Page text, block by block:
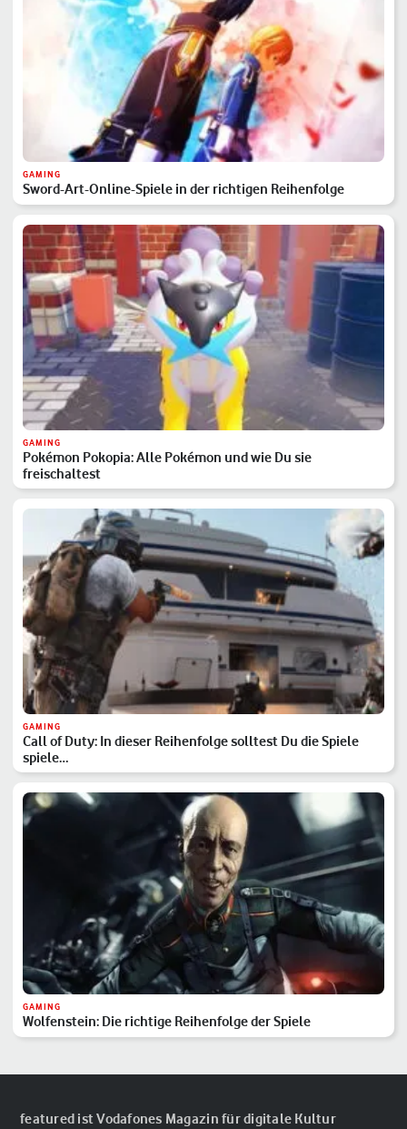
GAMING
Sword-Art-Online-Spiele in der richtigen Reihenfolge
GAMING
Pokémon Pokopia: Alle Pokémon und wie Du sie
freischaltest
GAMING
Call of Duty: In dieser Reihenfolge solltest Du die Spiele
spiele…
GAMING
Wolfenstein: Die richtige Reihenfolge der Spiele
featured ist Vodafones Magazin für digitale Kultur